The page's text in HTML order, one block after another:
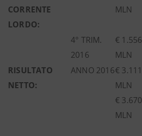
CORRENTE
LORDO:
MLN
4° TRIM.
2016
€ 1.556
MLN
RISULTATO
NETTO:
ANNO 2016€ 3.111
MLN
€ 3.670
MLN